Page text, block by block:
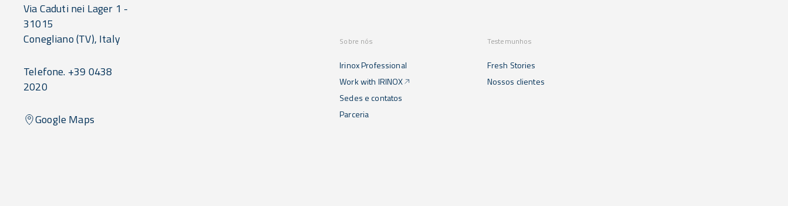
Sobre nós
Irinox Professional
Work with IRINOX
Sedes e contatos
Parceria
Testemunhos
Fresh Stories
Nossos clientes
Via Caduti nei Lager 1 -
31015
Conegliano(TV), Italy
Telefone. +39 0438
2020
Google Maps